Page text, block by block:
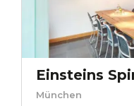
München